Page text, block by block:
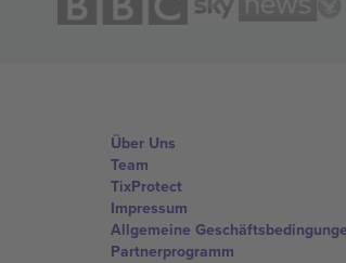
Über Uns
Team
TixProtect
Impressum
Allgemeine
Partnerprogramm